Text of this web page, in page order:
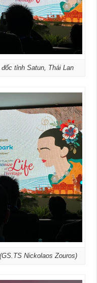
tỉnh Satun, Thái Lan
Nickolaos Zouros)